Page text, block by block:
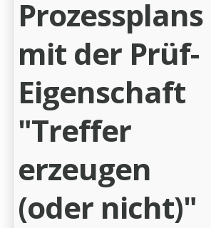
Prozessplans
mit der Prüf-
Eigenschaft
"Treffer
erzeugen
(oder nicht)"